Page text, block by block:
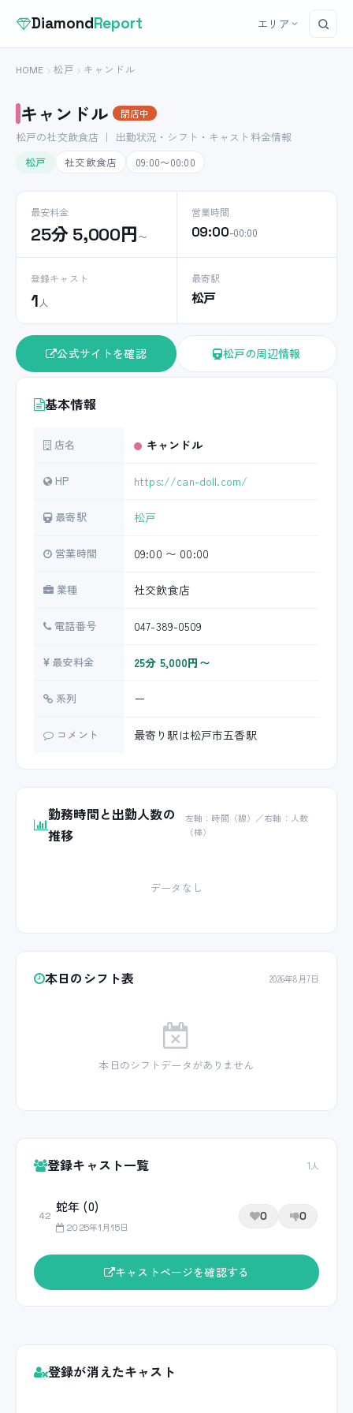
DiamondReport エリア
HOME 松戸 キャンドル
キャンドル 閉店中
松戸の社交飲食店 ｜ 出勤状況・シフト・キャスト料金情報
松戸
社交飲食店 09:00〜00:00
最安料金
25分 5,000円〜
営業時間
09:00–00:00
登録キャスト
1 人
最寄駅
松戸
公式サイトを確認 松戸の周辺情報
基本情報
店名 キャンドル
HP https://can-doll.com/
最寄駅 松戸
営業時間 09:00 〜 00:00
業種 社交飲食店
電話番号 047-389-0509
最安料金 25分 5,000円〜
系列 ー
コメント 最寄り駅は松戸市五香駅
勤務時間と出勤人数の
推移
左軸：時間（線）／右軸：人数
（棒）
データなし
本日のシフト表 2026年8月7日
本日のシフトデータがありません
登録キャスト一覧 1人
42
蛇年 (0)
2025年1月15日
0 0
キャストページを確認する
登録が消えたキャスト